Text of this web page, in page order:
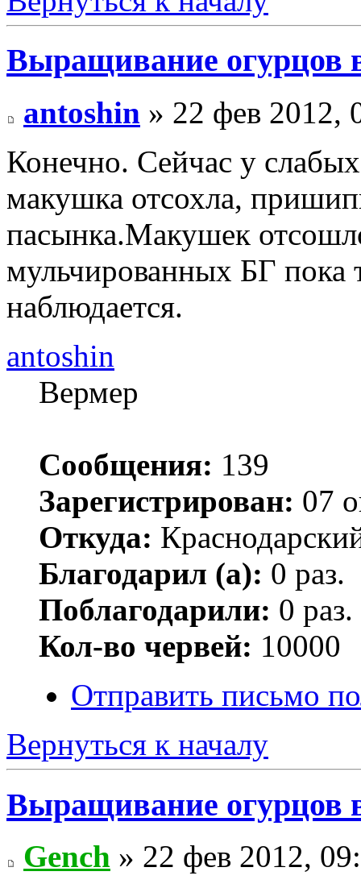
Выращивание огурцов
antoshin » 22 фев 2012,
Конечно. Сейчас у
макушка отсохла,
пасынка.Макушек
мульчированных БГ пока
наблюдается.
antoshin
Вермер
Сообщения: 139
Зарегистрирован: 07
Откуда:
Благодарил (а): 0 раз.
Поблагодарили: 0 раз.
Кол-во червей: 10000
Отправить письмо
Вернуться к началу
Выращивание огурцов
Gench » 22 фев 2012,